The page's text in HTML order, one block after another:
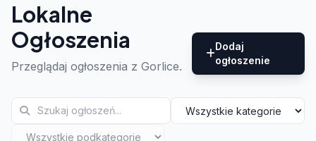
Lokalne
Ogłoszenia
Przeglądaj ogłoszenia z Gorlice.
Dodaj
ogłoszenie